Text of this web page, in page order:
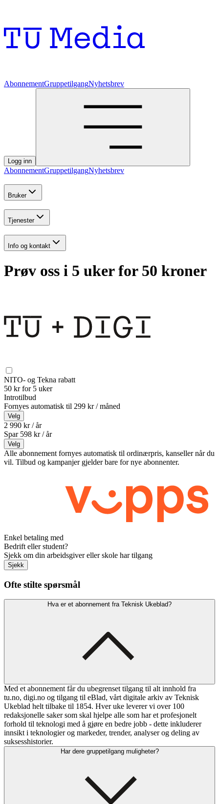
AbonnementGruppetilgangNyhetsbrev
Logg inn
AbonnementGruppetilgangNyhetsbrev
Bruker
Tjenester
Info og kontakt
Prøv oss i 5 uker for 50 kroner
NITO- og Tekna rabatt
50 kr for 5 uker
Introtilbud
Fornyes automatisk til 299 kr / måned
Velg
2 990 kr / år
Spar 598 kr /år
Velg
Alle abonnement fornyes automatisk til ordinærpris, kanseller når du
vil. Tilbud og kampanjer gjelder bare for nye abonnenter.
Enkel betaling med
Bedrift eller student?
Sjekk om din arbeidsgiver eller skole har tilgang
Sjekk
Ofte stilte spørsmål
Hva er et abonnement fra Teknisk Ukeblad?
Med et abonnement får du ubegrenset tilgang til alt innhold fra
tu.no, digi.no og tilgang til eBlad, vårt digitale arkiv av Teknisk
Ukeblad helt tilbake til 1854. Hver uke leverer vi over 100
redaksjonelle saker som skal hjelpe alle som har et profesjonelt
forhold til teknologi med å gjøre en bedre jobb - dette inkluderer
innsikt i teknologier og markeder, trender, analyser og deling av
suksesshistorier.
Har dere gruppetilgang muligheter?